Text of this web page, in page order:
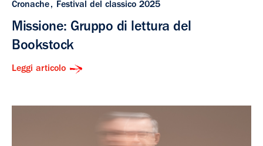
Cronache Festival del classico 2025
Missione: Gruppo di lettura del
Bookstock
Leggi articolo